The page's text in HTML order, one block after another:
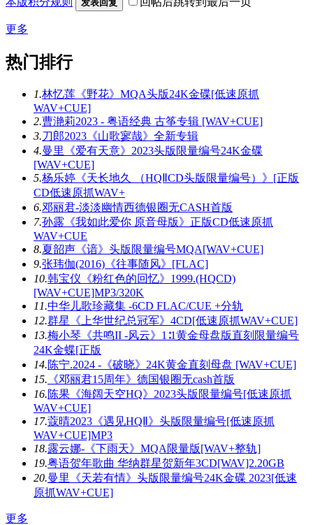
发表回复
更多
热门排行
1.林忆莲《野花》MQA头版24K金碟[低速原抓
WAV+CUE]
2.曹滟莉2023 - 粤语经典 古筝专辑 [WAV+CUE]
3.刀郎2023《山歌寥哉》全新专辑
4.曼里《爱有天意》2023头版限量编号24K金碟
[WAV+CUE]
5.杨乐婷《天长地久 （HQⅡCD头版限量编号）》[正版
CD低速原抓WAV+
6.邓丽君-淡淡幽情西德银圈无CASH首版
7.孙露《我如此爱你 原音母版》正版CD低速原抓
WAV+CUE
8.夏韶声《谙》头版限量编号MQA[WAV+CUE]
9.张玮伽(2016)《往事随风》[FLAC]
10.韩宝仪《粉红色的回忆》1999.(HQCD)
[WAV+CUE]MP3/320K
11.中华儿歌珍藏集 -6CD FLAC/CUE +分轨
12.群星《上华世纪总冠军》4CD[低速原抓WAV+CUE]
13.梅小琴《共鸣II -风云》1∶1黄金母盘版直刻限量编号
24K金蝶[正版
14.陈宁.2024 -《破晓》24K黄金直刻母盘 [WAV+CUE]
15. 《邓丽君15周年》德国银圈无cash首版
16.陈果《海阔天空HQ》2023头版限量编号[低速原抓
WAV+CUE]
17.蔻晴2023《遇见HQⅡ》头版限量编号[低速原抓
WAV+CUE]MP3
18.露云娜-《下雨天》MQA限量版[WAV+整轨]
19.粤语贺年歌曲 华纳群星贺新年3CD[WAV]2.20GB
20.曼里《天若有情》头版限量编号24K金碟 2023[低速
原抓WAV+CUE]
更多